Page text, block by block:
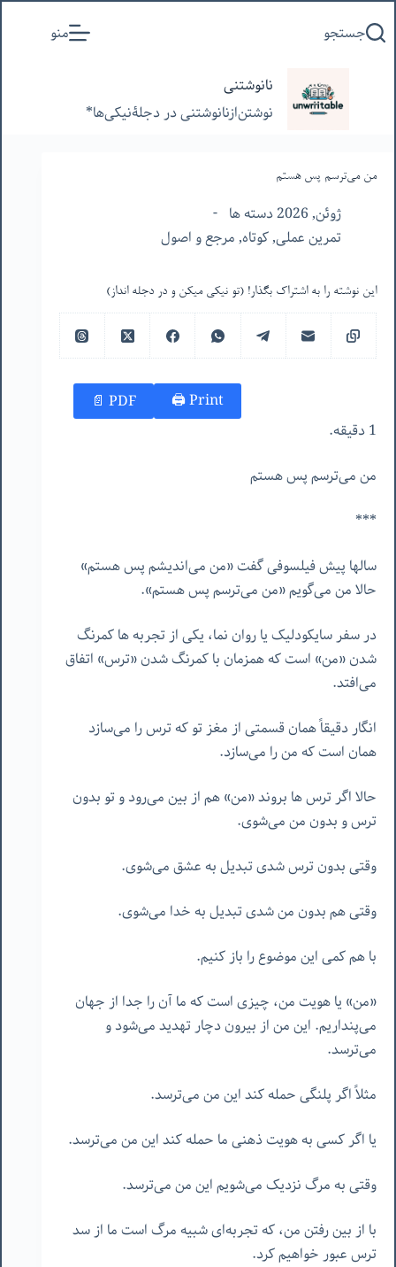
به
جستجو منو
نانوشتنی
نوشتن‌از‌نانوشتنی‌ در‌ دجلۀنیکی‌ها*
من می‌ترسم پس هستم
ژوئن, 2026 دسته ها
تمرین عملی,کوتاه,مرجع و اصول
این نوشته را به اشتراک بگذار! (تو نیکی میکن و در دجله انداز)
Print 🖨
PDF 📄
1 دقیقه.
من می‌ترسم پس هستم
***
سالها پیش فیلسوفی گفت «من می‌اندیشم پس هستم»
حالا من می‌گویم «من می‌ترسم پس هستم».
در سفر سایکودلیک یا روان نما، یکی از تجربه ها کمرنگ
شدن «من» است که همزمان با کمرنگ شدن «ترس» اتفاق
می‌افتد.
انگار دقیقاً همان قسمتی از مغز تو که ترس را می‌سازد
همان است که من را می‌سازد.
حالا اگر ترس ها بروند «من» هم از بین می‌رود و تو بدون
ترس و بدون من می‌شوی.
وقتی بدون ترس شدی تبدیل به عشق می‌شوی.
وقتی هم بدون من شدی تبدیل به خدا می‌شوی.
با هم کمی این موضوع را باز کنیم.
«من» یا هویت من، چیزی است که ما آن را جدا از جهان
می‌پنداریم. این من از بیرون دچار تهدید می‌شود و
می‌ترسد.
مثلاً اگر پلنگی حمله کند این من می‌ترسد.
یا اگر کسی به هویت ذهنی ما حمله کند این من می‌ترسد.
وقتی به مرگ نزدیک می‌شویم این من می‌ترسد.
با از بین رفتن من، که تجربه‌ای شبیه مرگ است ما از سد
ترس عبور خواهیم کرد.